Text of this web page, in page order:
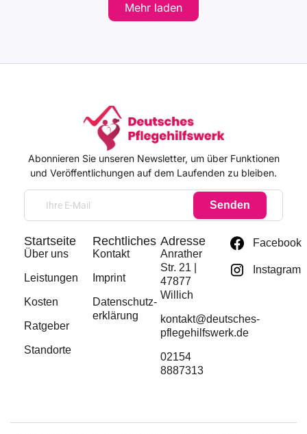
Mehr laden
Abonnieren Sie unseren Newsletter, um über Funktionen
und Veröffentlichungen auf dem Laufenden zu bleiben.
Senden
Startseite
Über uns
Leistungen
Kosten
Ratgeber
Standorte
Rechtliches
Kontakt
Imprint
Datenschutz­
erklärung
Adresse
Anrather
Str. 21 |
47877
Willich
kontakt@deutsches-
pflegehilfswerk.de
02154
8887313
Facebook
Instagram